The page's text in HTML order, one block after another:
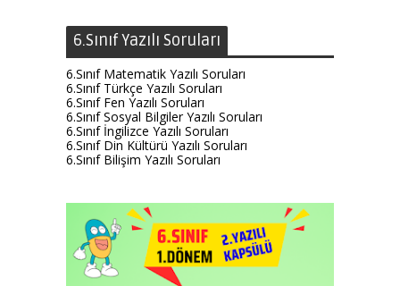
6.Sınıf Yazılı Soruları
6.Sınıf Matematik Yazılı Soruları
6.Sınıf Türkçe Yazılı Soruları
6.Sınıf Fen Yazılı Soruları
6.Sınıf Sosyal Bilgiler Yazılı Soruları
6.Sınıf İngilizce Yazılı Soruları
6.Sınıf Din Kültürü Yazılı Soruları
6.Sınıf Bilişim Yazılı Soruları